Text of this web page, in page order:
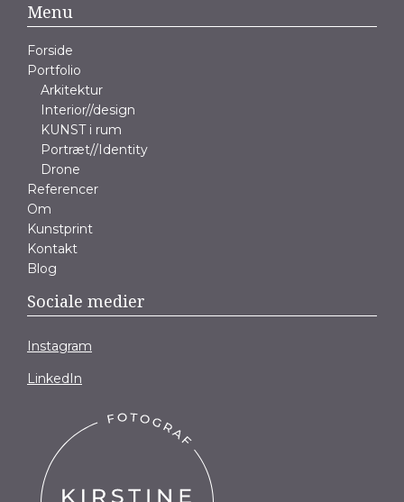
Menu
Forside
Portfolio
Arkitektur
Interior//design
KUNST i rum
Portræt//Identity
Drone
Referencer
Om
Kunstprint
Kontakt
Blog
Sociale medier
Instagram
LinkedIn